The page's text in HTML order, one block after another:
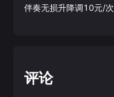
伴奏无损升降调10元/次
评论